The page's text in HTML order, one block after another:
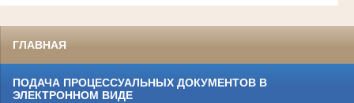
ГЛАВНАЯ
ПОДАЧА ПРОЦЕССУАЛЬНЫХ ДОКУМЕНТОВ В
ЭЛЕКТРОННОМ ВИДЕ